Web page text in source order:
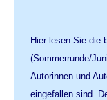
Hier lesen Sie die
(Sommerrunde/
Autorinnen und
eingefallen sind.